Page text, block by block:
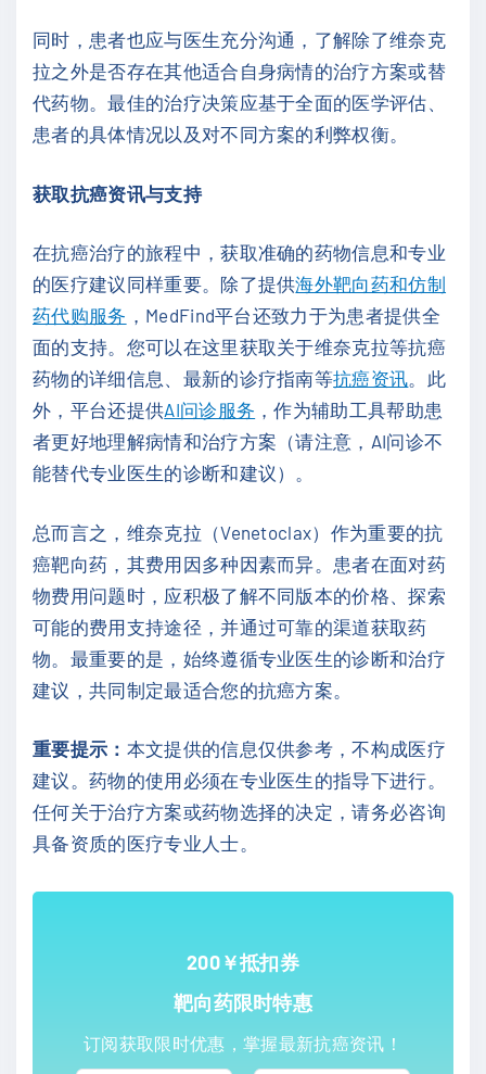
同时，患者也应与医生充分沟通，了解除了维奈克
拉之外是否存在其他适合自身病情的治疗方案或替
代药物。最佳的治疗决策应基于全面的医学评估、
患者的具体情况以及对不同方案的利弊权衡。
获取抗癌资讯与支持
在抗癌治疗的旅程中，获取准确的药物信息和专业
的医疗建议同样重要。除了提供海外靶向药和仿制
药代购服务 ，MedFind平台还致力于为患者提供全
面的支持。您可以在这里获取关于维奈克拉等抗癌
药物的详细信息、最新的诊疗指南等抗癌资讯。此
外，平台还提供AI问诊服务 ，作为辅助工具帮助患
者更好地理解病情和治疗方案（请注意，AI问诊不
能替代专业医生的诊断和建议）。
总而言之，维奈克拉（Venetoclax）作为重要的抗
癌靶向药，其费用因多种因素而异。患者在面对药
物费用问题时，应积极了解不同版本的价格、探索
可能的费用支持途径，并通过可靠的渠道获取药
物。最重要的是，始终遵循专业医生的诊断和治疗
建议，共同制定最适合您的抗癌方案。
重要提示： 本文提供的信息仅供参考，不构成医疗
建议。药物的使用必须在专业医生的指导下进行。
任何关于治疗方案或药物选择的决定，请务必咨询
具备资质的医疗专业人士。
200￥抵扣券
靶向药限时特惠
订阅获取限时优惠，掌握最新抗癌资讯！